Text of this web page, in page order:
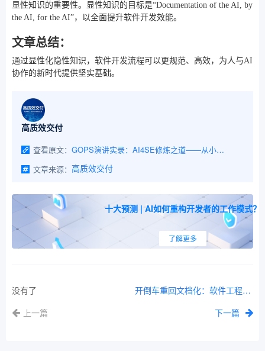
显性知识的重要性。显性知识的目标是“Documentation of the AI, by
the AI, for the AI”，以全面提升软件开发效能。
文章总结：
通过显性化隐性知识，软件开发流程可以更规范、高效，为人与AI
协作的新时代提供坚实基础。
高质效交付
查看原文：
GOPS演讲实录：AI4SE修炼之道——从小工到专家
文章来源：
高质效交付
十大预测 | AI如何重构开发者的工作模式？
了解更多
没有了
上一篇
开倒车重回文档化：软件工程3.0时代的重要特征
下一篇